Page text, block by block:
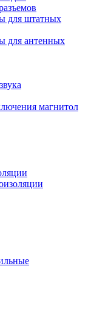
для штатных
для антенных
магнитол